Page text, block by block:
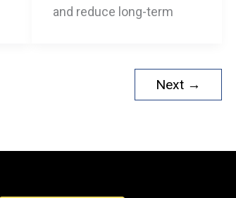
and reduce long-term
Next →